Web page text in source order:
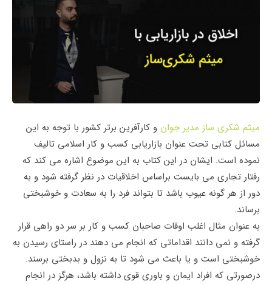
میثم شکری ساز مدیر جوان و کارآفرین برتر کشور با توجه به این
مسائل کتابی تحت عنوان بازاریابی کسب و کار اسلامی تالیف
نموده است. ایشان در این کتاب به این موضوع اشاره می کند که
رفتار تجاری می بایست براساس اخلاقیات در نظر گرفته شود و به
دور از هر گونه عیوب باشد تا بتواند فرد را به سعادت و خوشبختی
برساند.
به عنوان مثال اغلب اوقات صاحبان کسب و کار بر سر دو راهی قرار
گرفته و نمی دانند اقداماتی که انجام می دهند در راستای رسیدن به
خوشبختی است و یا باعث می شود تا به نزول و بدبختی برسند.
درصورتی که افراد ایمان و باوری قوی داشته باشد، هرگز در انجام